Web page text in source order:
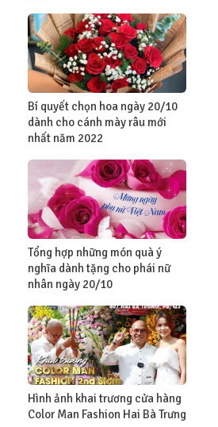
Bí quyết chọn hoa ngày 20/10
dành cho cánh mày râu mới
nhất năm 2022
Tổng hợp những món quà ý
nghĩa dành tặng cho phái nữ
nhân ngày 20/10
Hình ảnh khai trương cửa hàng
Color Man Fashion Hai Bà Trưng